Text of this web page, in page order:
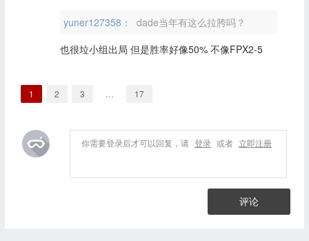
yuner127358：
dade当年有这么拉胯吗？
也很垃小组出局 但是胜率好像50% 不像FPX2-5
1 2 3 17
你需要登录后才可以回复，请 登录 或者 立即注册
评论